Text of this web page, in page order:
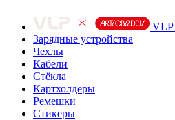
VLP
Зарядные устройства
Чехлы
Кабели
Cтёкла
Картхолдеры
Ремешки
Стикеры